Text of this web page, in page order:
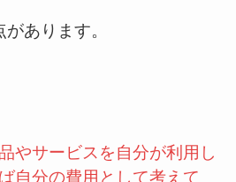
あります。
やサービスを自分が利用し
自分の費用として考えて